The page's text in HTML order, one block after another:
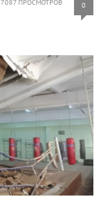
7087 ПРОСМОТРОВ 0